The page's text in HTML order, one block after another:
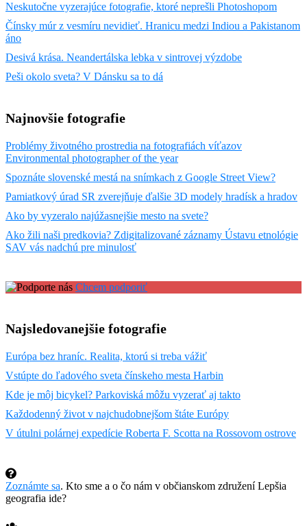
Neskutočne vyzerajúce fotografie, ktoré neprešli Photoshopom
Čínsky múr z vesmíru nevidieť. Hranicu medzi Indiou a Pakistanom
áno
Desivá krása. Neandertálska lebka v sintrovej výzdobe
Peši okolo sveta? V Dánsku sa to dá
Najnovšie fotografie
Problémy životného prostredia na fotografiách víťazov
Environmental photographer of the year
Spoznáte slovenské mestá na snímkach z Google Street View?
Pamiatkový úrad SR zverejňuje ďalšie 3D modely hradísk a hradov
Ako by vyzeralo najúžasnejšie mesto na svete?
Ako žili naši predkovia? Zdigitalizované záznamy Ústavu etnológie
SAV vás nadchú pre minulosť
Chcem podporiť
Najsledovanejšie fotografie
Európa bez hraníc. Realita, ktorú si treba vážiť
Vstúpte do ľadového sveta čínskeho mesta Harbin
Kde je môj bicykel? Parkoviská môžu vyzerať aj takto
Každodenný život v najchudobnejšom štáte Európy
V útulni polárnej expedície Roberta F. Scotta na Rossovom ostrove
Zoznámte sa. Kto sme a o čo nám v občianskom združení Lepšia
geografia ide?